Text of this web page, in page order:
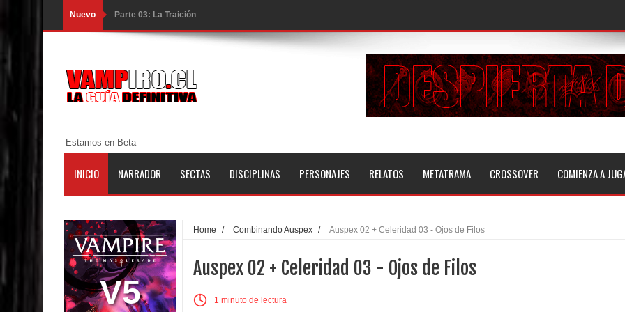
Nuevo Parte 03: La Traición
Parte 02: Vuelve el Hijo Prodigo
Parte 01: El Comienzo
Parte 01: El Enemigo Interior
Alma
El Destructor
El Buscador
El Pueblo Protegido
Estamos en Beta
INICIO NARRADOR SECTAS DISCIPLINAS PERSONAJES RELATOS METATRAMA CROSSOVER COMIENZA A
V5
Home / Combinando Auspex / Auspex 02 + Celeridad 03 - Ojos de Filos
Auspex 02 + Celeridad 03 - Ojos de Filos
1 minuto de lectura